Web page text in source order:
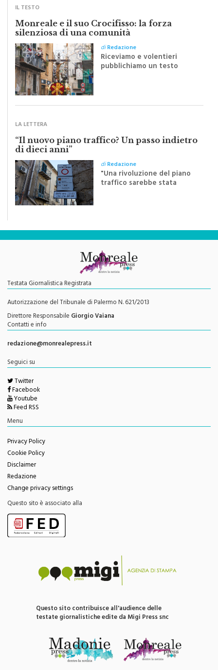
IL TESTO
Monreale e il suo Crocifisso: la forza
silenziosa di una comunità
diRedazione
Riceviamo e volentieri
pubblichiamo un testo
Festa del Santissimo
LA LETTERA
“Il nuovo piano traffico? Un passo indietro
di dieci anni”
diRedazione
"Una rivoluzione del piano
traffico sarebbe stata
Testata Giornalistica Registrata
Autorizzazione del Tribunale di Palermo N. 621/2013
Direttore Responsabile Giorgio Vaiana
Contatti e info
redazione@monrealepress.it
Seguici su
Twitter
Facebook
Youtube
Feed RSS
Menu
Privacy Policy
Cookie Policy
Disclaimer
Redazione
Change privacy settings
Questo sito è associato alla
Questo sito contribuisce all'audience delle
testate giornalistiche edite da Migi Press snc